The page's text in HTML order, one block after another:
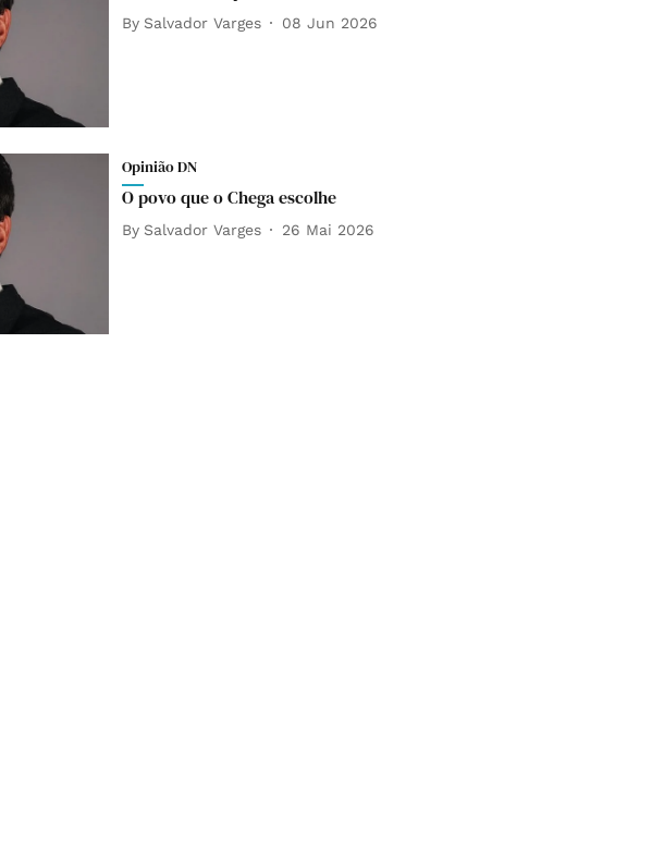
By Salvador Varges 08 Jun 2026
Opinião DN
O povo que o Chega escolhe
By Salvador Varges 26 Mai 2026